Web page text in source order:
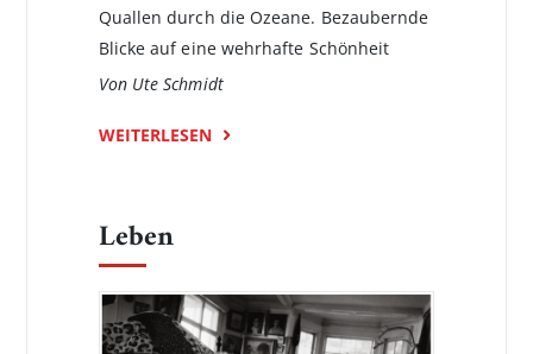
Quallen durch die Ozeane. Bezaubernde
Blicke auf eine wehrhafte Schönheit
Von Ute Schmidt
WEITERLESEN
Leben